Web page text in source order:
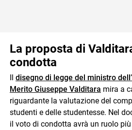
La proposta di
condotta
Il disegno di legge del ministro
Merito Giuseppe Valditara mira a
riguardante la valutazione del
studenti e delle studentesse. Nel
il voto di condotta avrà un ruolo